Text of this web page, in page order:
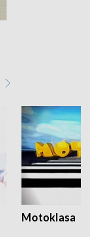
Motoklasa